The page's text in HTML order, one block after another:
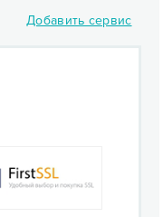
Добавить сервис